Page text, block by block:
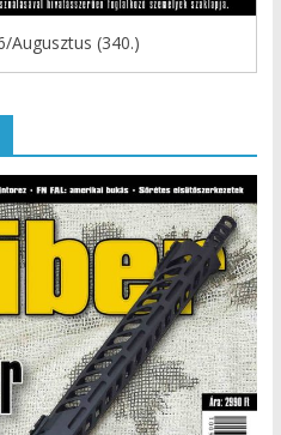
Augusztus (340.)